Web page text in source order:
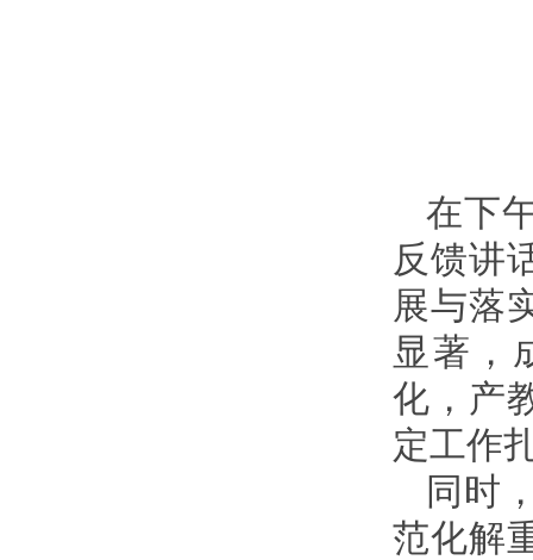
在下
反馈讲
展与落
显著，
化，产
定工作
同时
范化解